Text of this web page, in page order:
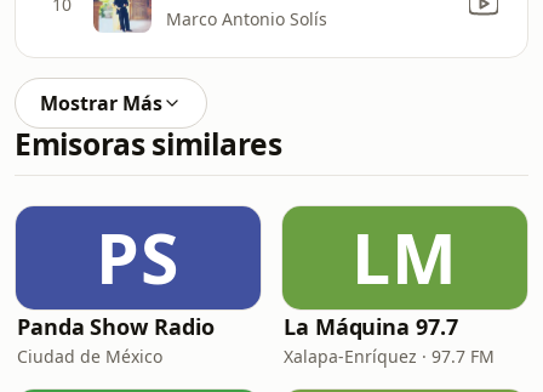
Marco Antonio Solís
Mostrar Más
Emisoras similares
PS
Panda Show Radio
Ciudad de México
LM
La Máquina 97.7
Xalapa-Enríquez · 97.7 FM